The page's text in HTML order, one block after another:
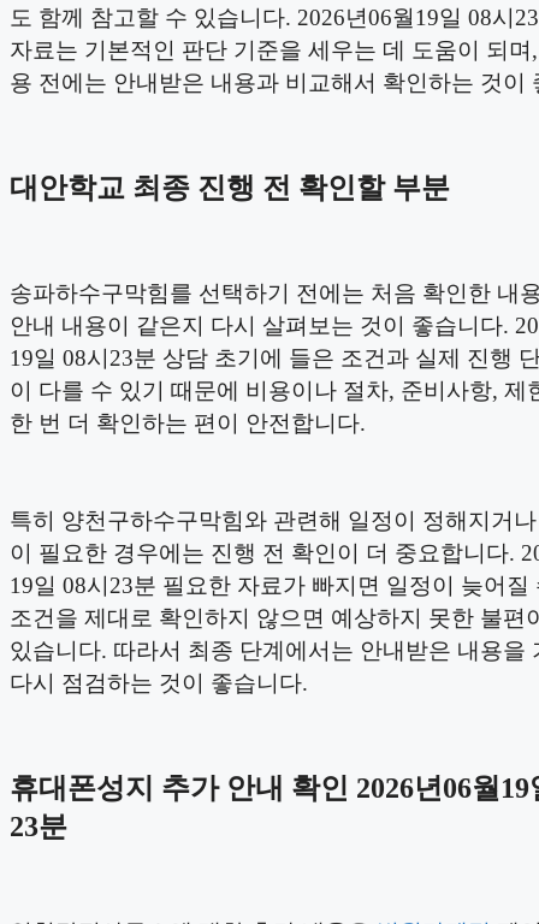
도 함께 참고할 수 있습니다. 2026년06월19일 08시
자료는 기본적인 판단 기준을 세우는 데 도움이 되며
용 전에는 안내받은 내용과 비교해서 확인하는 것이
대안학교 최종 진행 전 확인할 부분
송파하수구막힘를 선택하기 전에는 처음 확인한 내
안내 내용이 같은지 다시 살펴보는 것이 좋습니다.
19일 08시23분 상담 초기에 들은 조건과 실제 진행
이 다를 수 있기 때문에 비용이나 절차, 준비사항, 제
한 번 더 확인하는 편이 안전합니다.
특히 양천구하수구막힘와 관련해 일정이 정해지거
이 필요한 경우에는 진행 전 확인이 더 중요합니다.
19일 08시23분 필요한 자료가 빠지면 일정이 늦어질
조건을 제대로 확인하지 않으면 예상하지 못한 불편
있습니다. 따라서 최종 단계에서는 안내받은 내용을
다시 점검하는 것이 좋습니다.
휴대폰성지 추가 안내 확인 2026년06월19
23분